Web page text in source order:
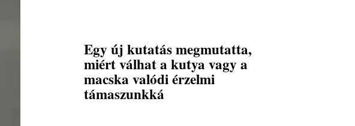
Egy új kutatás megmutatta,
miért válhat a kutya vagy a
macska valódi érzelmi
támaszunkká